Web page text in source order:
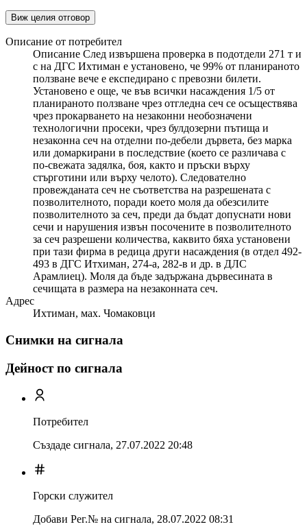
Виж целия отговор
Описание от потребител
Описание След извършена проверка в подотдели 271 т и
с на ДГС Ихтиман е установено, че 99% от планираното
ползване вече е експедирано с превозни билети.
Установено е още, че във всички насаждения 1/5 от
планираното ползване чрез отгледна сеч се осъществява
чрез прокарването на незаконни необозначени
технологични просеки, чрез булдозерни пътища и
незаконна сеч на отделни по-дебели дървета, без марка
или домаркирани в последствие (което се различава с
по-свежата задялка, боя, както и пръски върху
стърготини или върху челото). Следователно
провежданата сеч не съответства на разрешената с
позволителното, поради което моля да обезсилите
позволителното за сеч, преди да бъдат допуснати нови
сечи и нарушения извън посочените в позволителното
за сеч разрешени количества, каквито бяха установени
при тази фирма в редица други насаждения (в отдел 492-
493 в ДГС Итхиман, 274-а, 282-в и др. в ДЛС
Арамлиец). Моля да бъде задържана дървесината в
сечищата в размера на незаконната сеч.
Адрес
Ихтиман, мах. Чомаковци
Снимки на сигнала
Дейност по сигнала
Потребител
Създаде сигнала, 27.07.2022 20:48
Горски служител
Добави Рег.№ на сигнала, 28.07.2022 08:31